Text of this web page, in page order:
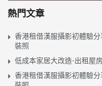
熱門文章
香港租借漢服攝影初體驗
裝照
低成本家居大改造-出租屋
香港租借漢服攝影初體驗